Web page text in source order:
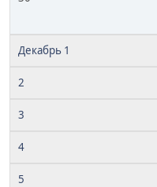
Декабрь 1
2
3
4
5